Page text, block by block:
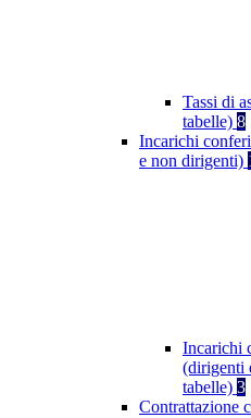
Tassi di
tabelle) 8
Incarichi
e non dirigenti)
Incarichi
(dirigenti
tabelle) 3
Contrattazione